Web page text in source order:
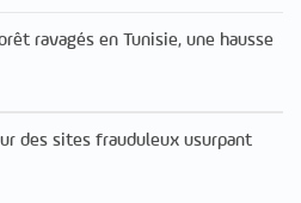
ravagés en Tunisie, une hausse
des sites frauduleux usurpant